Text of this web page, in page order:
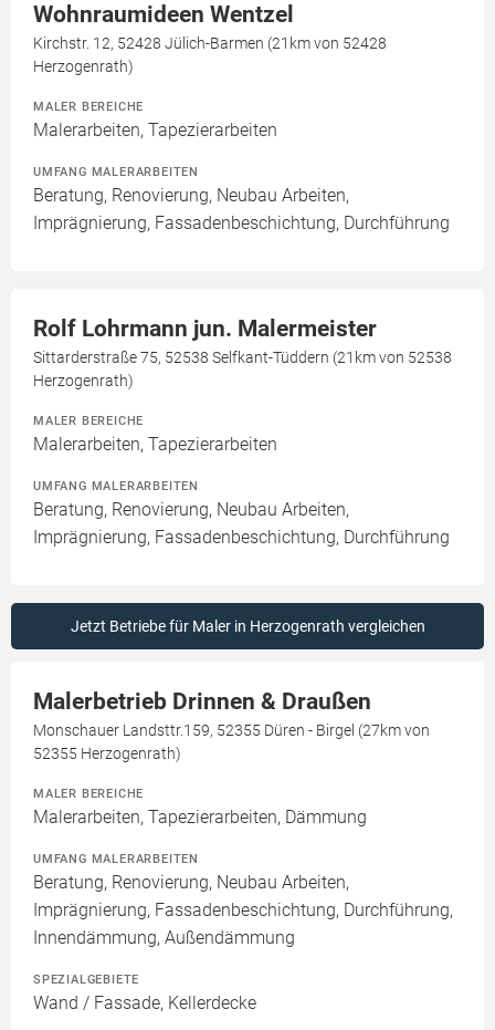
Wohnraumideen Wentzel
Kirchstr. 12, 52428 Jülich-Barmen (21km von 52428
Herzogenrath)
MALER BEREICHE
Malerarbeiten, Tapezierarbeiten
UMFANG MALERARBEITEN
Beratung, Renovierung, Neubau Arbeiten,
Imprägnierung, Fassadenbeschichtung, Durchführung
Rolf Lohrmann jun. Malermeister
Sittarderstraße 75, 52538 Selfkant-Tüddern (21km von 52538
Herzogenrath)
MALER BEREICHE
Malerarbeiten, Tapezierarbeiten
UMFANG MALERARBEITEN
Beratung, Renovierung, Neubau Arbeiten,
Imprägnierung, Fassadenbeschichtung, Durchführung
Jetzt Betriebe für Maler in Herzogenrath vergleichen
Malerbetrieb Drinnen & Draußen
Monschauer Landsttr.159, 52355 Düren - Birgel (27km von
52355 Herzogenrath)
MALER BEREICHE
Malerarbeiten, Tapezierarbeiten, Dämmung
UMFANG MALERARBEITEN
Beratung, Renovierung, Neubau Arbeiten,
Imprägnierung, Fassadenbeschichtung, Durchführung,
Innendämmung, Außendämmung
SPEZIALGEBIETE
Wand / Fassade, Kellerdecke